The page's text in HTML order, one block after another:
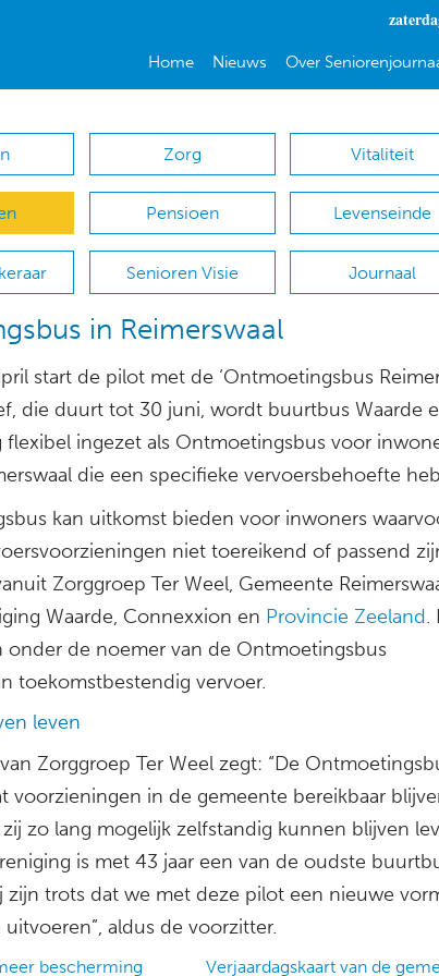
Home Nieuws Over
Zorg Vitaliteit
Pensioen Levenseinde
Senioren Visie Journaal
in Reimerswaal
start de pilot met de ‘Ontmoetingsbus
die duurt tot 30 juni, wordt buurtbus Waarde
flexibel ingezet als Ontmoetingsbus voor
die een specifieke vervoersbehoefte
kan uitkomst bieden voor inwoners
niet toereikend of passend
Zorggroep Ter Weel, Gemeente
Waarde, Connexxion en Provincie Zeeland.
onder de noemer van de Ontmoetingsbus
toekomstbestendig vervoer.
leven
Zorggroep Ter Weel zegt: “De
voorzieningen in de gemeente bereikbaar
zo lang mogelijk zelfstandig kunnen blijven
is met 43 jaar een van de oudste
zijn trots dat we met deze pilot een nieuwe
aldus de voorzitter.
bescherming Verjaardagskaart van de